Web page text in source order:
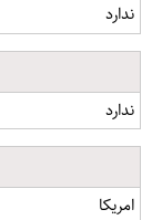
ندارد
ندارد
امریکا